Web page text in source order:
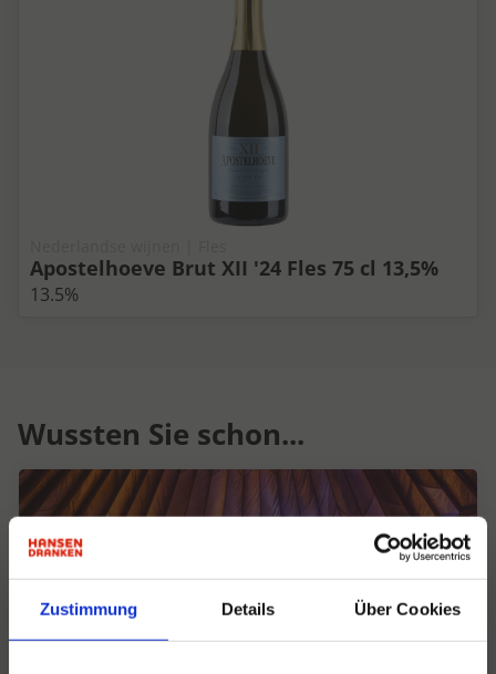
Zustimmung Details Über Cookies
Apostelhoeve Brut XII '24 Fles 75 cl 13,5%
13.5%
Wussten Sie schon...